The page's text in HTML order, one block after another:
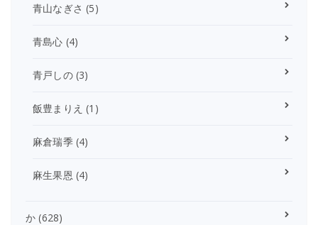
青山なぎさ (5)
青島心 (4)
青戸しの(3)
飯豊まりえ (1)
麻倉瑞季(4)
麻生果恩 (4)
か (628)